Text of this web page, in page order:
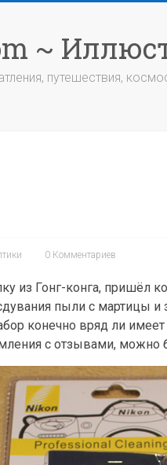
~
путешествия,
0 Комментариев
из Гонг-конга, пришёл
пыли с мартицы
конечно вряд ли
с отзывами, можно